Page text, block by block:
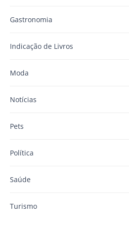
Gastronomia
Indicação de Livros
Moda
Notícias
Pets
Política
Saúde
Turismo